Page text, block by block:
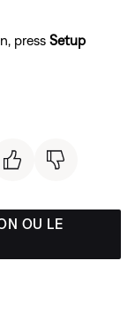
press Setup
OU LE